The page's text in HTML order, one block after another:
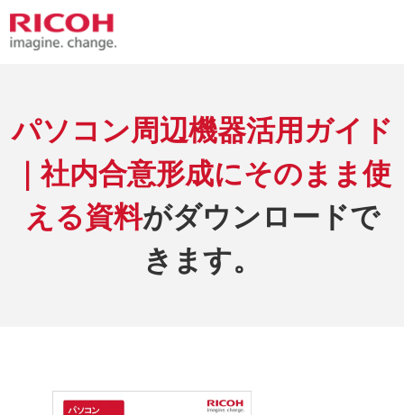
パソコン周辺機器活用ガイド
｜社内合意形成にそのまま使
える資料がダウンロードで
きます。